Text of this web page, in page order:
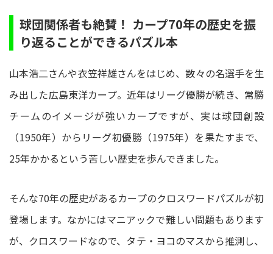
球団関係者も絶賛！ カープ70年の歴史を振
り返ることができるパズル本
山本浩二さんや衣笠祥雄さんをはじめ、数々の名選手を生
み出した広島東洋カープ。近年はリーグ優勝が続き、常勝
チームのイメージが強いカープですが、実は球団創設
（1950年）からリーグ初優勝（1975年）を果たすまで、
25年かかるという苦しい歴史を歩んできました。
そんな70年の歴史があるカープのクロスワードパズルが初
登場します。なかにはマニアックで難しい問題もあります
が、クロスワードなので、タテ・ヨコのマスから推測し、